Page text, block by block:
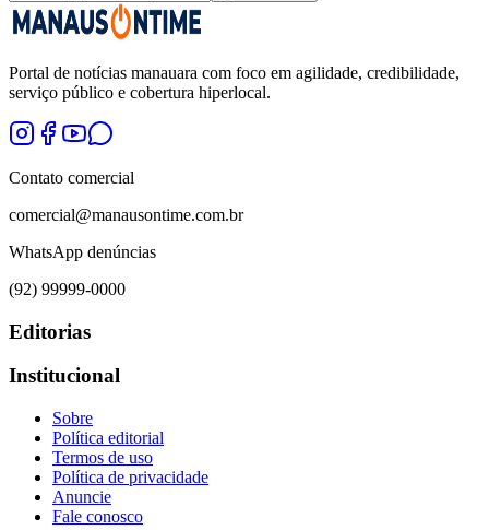
Portal de notícias manauara com foco em agilidade, credibilidade,
serviço público e cobertura hiperlocal.
Contato comercial
comercial@manausontime.com.br
WhatsApp denúncias
(92) 99999-0000
Editorias
Institucional
Sobre
Política editorial
Termos de uso
Política de privacidade
Anuncie
Fale conosco